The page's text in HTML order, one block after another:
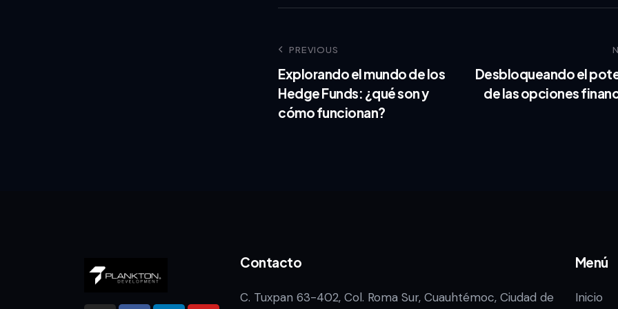
PREVIOUS
Explorando el mundo de los
Hedge Funds: ¿qué son y
cómo funcionan?
Desbloqueando el
de las opciones
Contacto
C. Tuxpan 63-402, Col. Roma Sur, Cuauhtémoc, Ciudad de
Menú
Inicio